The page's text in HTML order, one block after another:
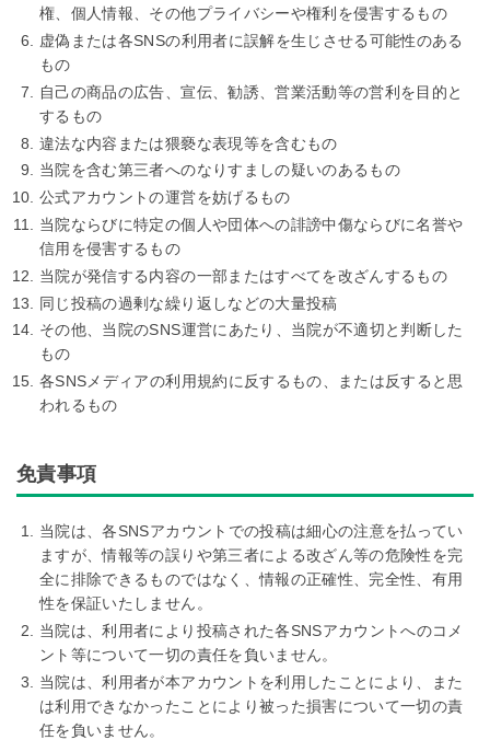
権、個人情報、その他プライバシーや権利を侵害するもの
虚偽または各SNSの利用者に誤解を生じさせる可能性のある
もの
自己の商品の広告、宣伝、勧誘、営業活動等の営利を目的と
するもの
違法な内容または猥褻な表現等を含むもの
当院を含む第三者へのなりすましの疑いのあるもの
公式アカウントの運営を妨げるもの
当院ならびに特定の個人や団体への誹謗中傷ならびに名誉や
信用を侵害するもの
当院が発信する内容の一部またはすべてを改ざんするもの
同じ投稿の過剰な繰り返しなどの大量投稿
その他、当院のSNS運営にあたり、当院が不適切と判断した
もの
各SNSメディアの利用規約に反するもの、または反すると思
われるもの
免責事項
当院は、各SNSアカウントでの投稿は細心の注意を払ってい
ますが、情報等の誤りや第三者による改ざん等の危険性を完
全に排除できるものではなく、情報の正確性、完全性、有用
性を保証いたしません。
当院は、利用者により投稿された各SNSアカウントへのコメ
ント等について一切の責任を負いません。
当院は、利用者が本アカウントを利用したことにより、また
は利用できなかったことにより被った損害について一切の責
任を負いません。